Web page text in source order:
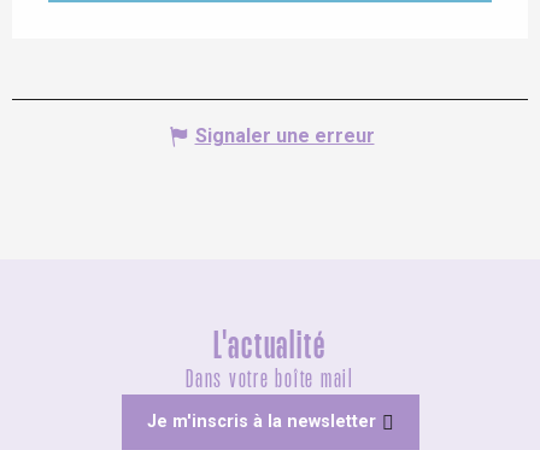
Signaler une erreur
L'actualité
Dans votre boîte mail
Je m'inscris à la newsletter